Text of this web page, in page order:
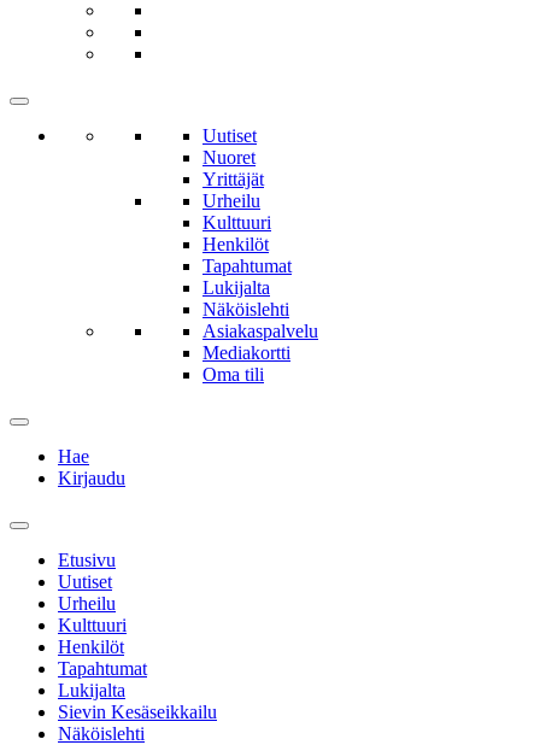
Uutiset
Nuoret
Yrittäjät
Urheilu
Kulttuuri
Henkilöt
Tapahtumat
Lukijalta
Näköislehti
Asiakaspalvelu
Mediakortti
Oma tili
Hae
Kirjaudu
Etusivu
Uutiset
Urheilu
Kulttuuri
Henkilöt
Tapahtumat
Lukijalta
Sievin Kesäseikkailu
Näköislehti